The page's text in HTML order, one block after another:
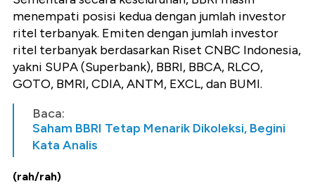
menempati posisi kedua dengan jumlah investor
ritel terbanyak. Emiten dengan jumlah investor
ritel terbanyak berdasarkan Riset CNBC Indonesia,
yakni SUPA (Superbank), BBRI, BBCA, RLCO,
GOTO, BMRI, CDIA, ANTM, EXCL, dan BUMI.
Baca:
Saham BBRI Tetap Menarik Dikoleksi, Begini
Kata Analis
(rah/rah)